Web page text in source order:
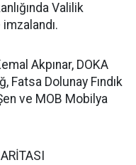
Valilik
Akpınar, DOKA
Fatsa Dolunay Fındık
ve MOB Mobilya